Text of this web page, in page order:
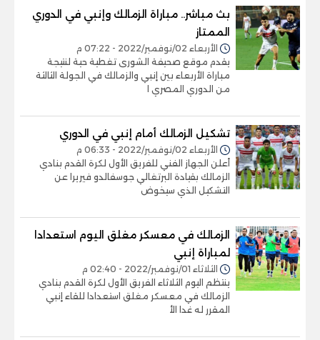
بث مباشر.. مباراة الزمالك وإنبي في الدوري
الممتاز
الأربعاء 02/نوفمبر/2022 - 07:22 م
يقدم موقع صحيفة الشورى تغطية حية لنتيجة
مباراة الأربعاء بين إنبي والزمالك في الجولة الثالثة
من الدوري المصري ا
تشكيل الزمالك أمام إنبي في الدوري
الأربعاء 02/نوفمبر/2022 - 06:33 م
أعلن الجهاز الفني للفريق الأول لكرة القدم بنادي
الزمالك بقيادة البرتغالي جوسفالدو فيريرا عن
التشكيل الذي سيخوض
الزمالك في معسكر مغلق اليوم استعدادا
لمباراة إنبي
الثلاثاء 01/نوفمبر/2022 - 02:40 م
ينتظم اليوم الثلاثاء الفريق الأول لكرة القدم بنادي
الزمالك في معسكر مغلق استعدادا للقاء إنبي
المقرر له غدا الأ